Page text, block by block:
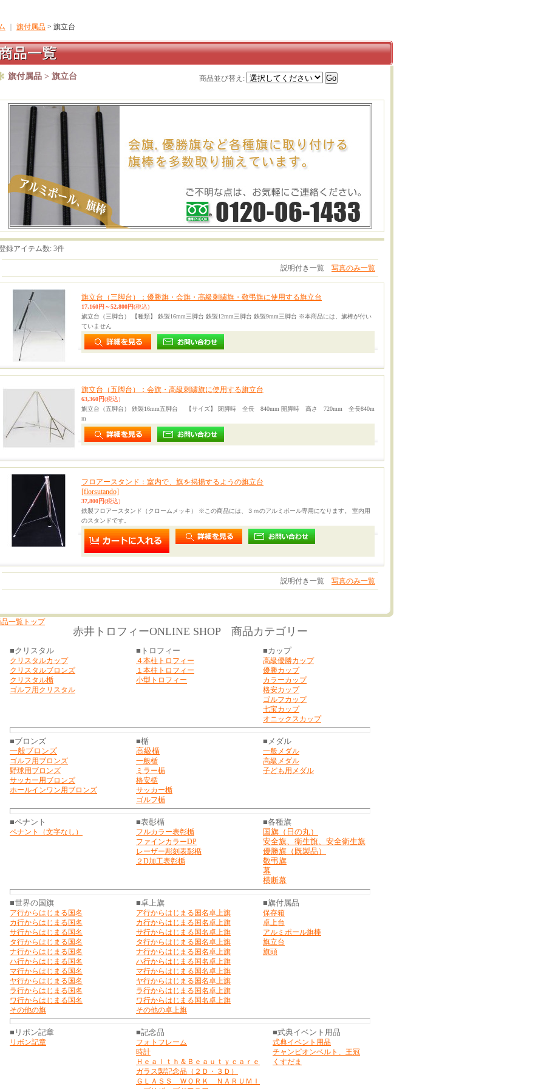
旗付属品 > 旗立台
旗付属品 > 旗立台 商品並び替え :
録アイテム数: 3件
説明付き一覧 写真のみ一覧
旗立台（三脚台）：優勝旗・会旗・高級刺繍旗・敬弔旗に使用する旗立台
17,160円～52,800円(税込)
旗立台（三脚台） 【種類】 鉄製16mm三脚台 鉄製12mm三脚台 鉄製9mm三脚台 ※本商品には、旗棒が付い
ていません
旗立台（五脚台）：会旗・高級刺繍旗に使用する旗立台
63,360円(税込)
旗立台（五脚台） 鉄製16mm五脚台 【サイズ】 閉脚時 全長 840mm 開脚時 高さ 720mm 全長840m
m
フロアースタンド：室内で、旗を掲揚するようの旗立台
[florsutando]
37,800円(税込)
鉄製フロアースタンド（クロームメッキ） ※この商品には、３ｍのアルミポール専用になります。 室内用
のスタンドです。
説明付き一覧 写真のみ一覧
一覧トップ
赤井トロフィーONLINE SHOP 商品カテゴリー
■クリスタル
クリスタルカップ
クリスタルブロンズ
クリスタル楯
ゴルフ用クリスタル
■トロフィー
４本柱トロフィー
１本柱トロフィー
小型トロフィー
■カップ
高級優勝カップ
優勝カップ
カラーカップ
格安カップ
ゴルフカップ
七宝カップ
オニックスカップ
■ブロンズ
一般ブロンズ
ゴルフ用ブロンズ
野球用ブロンズ
サッカー用ブロンズ
ホールインワン用ブロンズ
■楯
高級楯
一般楯
ミラー楯
格安楯
サッカー楯
ゴルフ楯
■メダル
一般メダル
高級メダル
子ども用メダル
■ペナント
ペナント（文字なし）
■表彰楯
フルカラー表彰楯
ファインカラーDP
レーザー彫刻表彰楯
２D加工表彰楯
■各種旗
国旗（日の丸）
安全旗、衛生旗、安全衛生旗
優勝旗（既製品）
敬弔旗
幕
横断幕
■世界の国旗
ア行からはじまる国名
カ行からはじまる国名
サ行からはじまる国名
タ行からはじまる国名
ナ行からはじまる国名
ハ行からはじまる国名
マ行からはじまる国名
ヤ行からはじまる国名
ラ行からはじまる国名
ワ行からはじまる国名
その他の旗
■卓上旗
ア行からはじまる国名卓上旗
カ行からはじまる国名卓上旗
サ行からはじまる国名卓上旗
タ行からはじまる国名卓上旗
ナ行からはじまる国名卓上旗
ハ行からはじまる国名卓上旗
マ行からはじまる国名卓上旗
ヤ行からはじまる国名卓上旗
ラ行からはじまる国名卓上旗
ワ行からはじまる国名卓上旗
その他の卓上旗
■旗付属品
保存箱
卓上台
アルミポール旗棒
旗立台
旗頭
■リボン記章
リボン記章
■記念品
フォトフレーム
時計
Ｈｅａｌｔｈ＆Ｂｅａｕｔｙｃａｒｅ
ガラス製記念品（２Ｄ・３Ｄ）
ＧＬＡＳＳ ＷＯＲＫ ＮＡＲＵＭＩ
■式典イベント用品
式典イベント用品
チャンピオンベルト、王冠
くすだま